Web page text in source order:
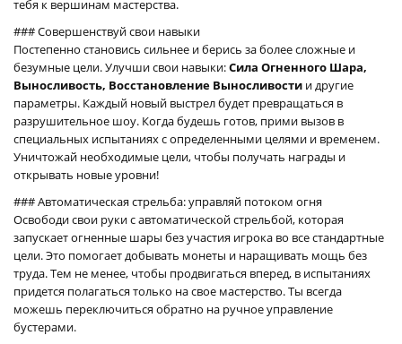
тебя к вершинам мастерства.
### Совершенствуй свои навыки
Постепенно становись сильнее и берись за более сложные и
безумные цели. Улучши свои навыки:Сила Огненного Шара,
Выносливость, Восстановление Выносливости и другие
параметры. Каждый новый выстрел будет превращаться в
разрушительное шоу. Когда будешь готов, прими вызов в
специальных испытаниях с определенными целями и временем.
Уничтожай необходимые цели, чтобы получать награды и
открывать новые уровни!
### Автоматическая стрельба: управляй потоком огня
Освободи свои руки с автоматической стрельбой, которая
запускает огненные шары без участия игрока во все стандартные
цели. Это помогает добывать монеты и наращивать мощь без
труда. Тем не менее, чтобы продвигаться вперед, в испытаниях
придется полагаться только на свое мастерство. Ты всегда
можешь переключиться обратно на ручное управление
бустерами.